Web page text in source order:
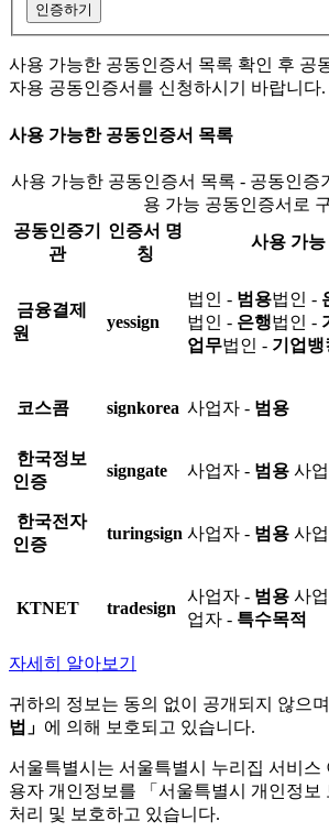
인증하기
사용 가능한 공동인증서 목록 확인 후 공
자용 공동인증서를 신청하시기 바랍니다.
사용 가능한 공동인증서 목록
사용 가능한 공동인증서 목록 - 공동인증
용 가능 공동인증서로
공동인증기
관
인증서 명
칭
사용 가능
금융결제
원
yessign
법인 - 범용법인 -
법인 - 은행법인 -
업무법인 - 기업뱅
코스콤 signkorea 사업자 - 범용
한국정보
인증
signgate 사업자 - 범용 사
한국전자
인증
turingsign 사업자 - 범용 사
KTNET tradesign
사업자 - 범용 사
업자 - 특수목적
자세히 알아보기
귀하의 정보는 동의 없이 공개되지 않으
법」 에 의해 보호되고 있습니다.
서울특별시는 서울특별시 누리집 서비스
용자 개인정보를 「서울특별시 개인정보
처리 및 보호하고 있습니다.